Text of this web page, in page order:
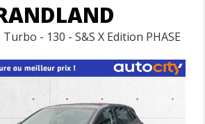
- 130 - S&S X Edition PHASE